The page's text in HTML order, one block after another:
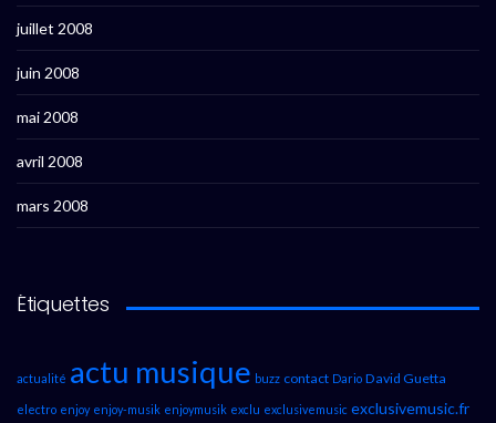
juillet 2008
juin 2008
mai 2008
avril 2008
mars 2008
Étiquettes
actualité actu musique buzz contact Dario David Guetta
electro enjoy enjoy-musik enjoymusik exclu exclusivemusic exclusivemusic.fr